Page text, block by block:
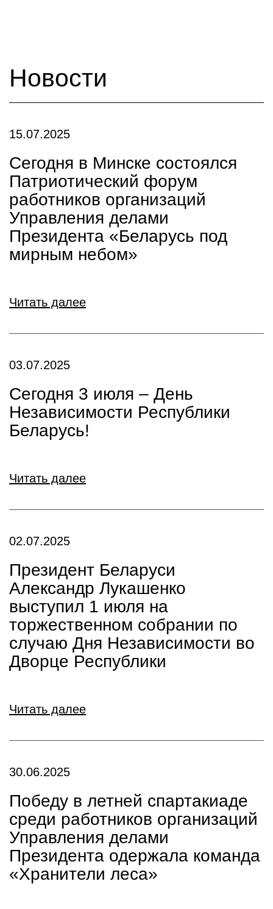
Новости
15.07.2025
Сегодня в Минске состоялся
Патриотический форум
работников организаций
Управления делами
Президента «Беларусь под
мирным небом»
Читать далее
03.07.2025
Сегодня 3 июля – День
Независимости Республики
Беларусь!
Читать далее
02.07.2025
Президент Беларуси
Александр Лукашенко
выступил 1 июля на
торжественном собрании по
случаю Дня Независимости во
Дворце Республики
Читать далее
30.06.2025
Победу в летней спартакиаде
среди работников организаций
Управления делами
Президента одержала команда
«Хранители леса»